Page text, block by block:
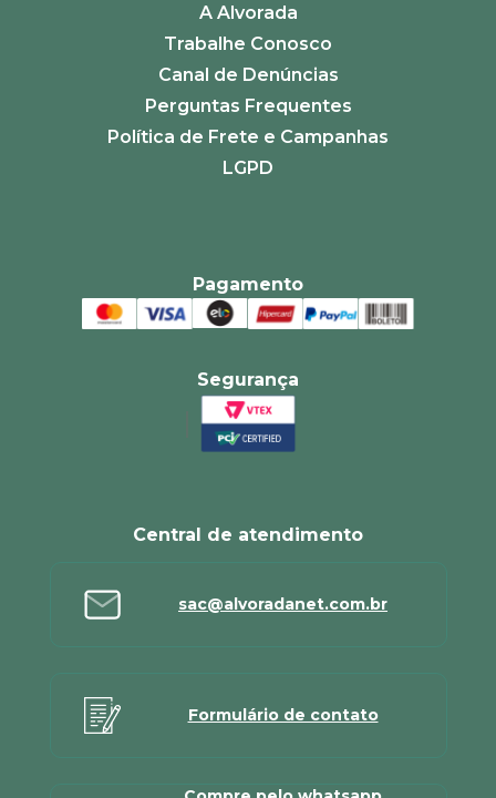
A Alvorada
Trabalhe Conosco
Canal de Denúncias
Perguntas Frequentes
Política de Frete e Campanhas
LGPD
Pagamento
Segurança
Central de atendimento
sac@alvoradanet.com.br
Formulário de contato